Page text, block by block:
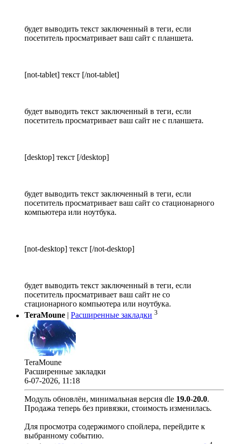
будет выводить текст заключенный в теги, если
посетитель просматривает ваш сайт с планшета.
[not-tablet] текст [/not-tablet]
будет выводить текст заключенный в теги, если
посетитель просматривает ваш сайт не с планшета.
[desktop] текст [/desktop]
будет выводить текст заключенный в теги, если
посетитель просматривает ваш сайт со стационарного
компьютера или ноутбука.
[not-desktop] текст [/not-desktop]
будет выводить текст заключенный в теги, если
посетитель просматривает ваш сайт не со
стационарного компьютера или ноутбука.
TeraMoune
Расширенные закладки 3
TeraMoune
Расширенные закладки
6-07-2026, 11:18
Модуль обновлён, минимальная версия dle 19.0-20.0.
Продажа теперь без привязки, стоимость изменилась.
Для просмотра содержимого спойлера, перейдите к
выбранному событию.